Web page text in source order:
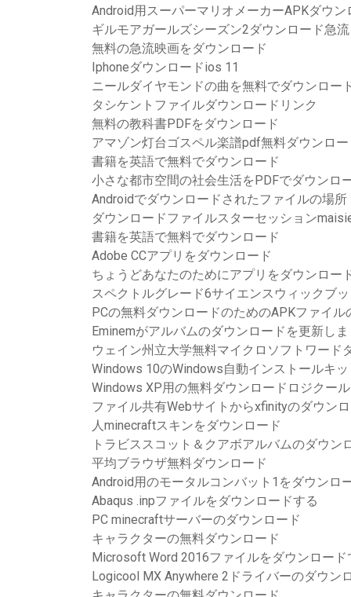
Android用スーパーマリオメーカーAPKダウン
ギルモアガールズシーズン2ダウンロード急流
無料の急流映画をダウンロード
Iphoneダウンロードios 11
ニールダイヤモンドの曲を無料でダウンロー
タシケントファイルダウンロードリンク
無料の教科書PDFをダウンロード
アマゾン灯台ゴスペル楽譜pdf無料ダウンロ
書籍を英語で無料でダウンロード
小さな都市空間の社会生活をPDFでダウンロ
Androidでダウンロードされたファイルの場所
ダウンロードファイルスターセッション
書籍を英語で無料でダウンロード
Adobe CCアプリをダウンロード
ちょうどあなたのためにアプリをダウンロー
スペクトルグレード6サイエンスウィックブ
PCの無料ダウンロードのためのAPKファイル
Eminemがアルバムのダウンロードを更新し
ウェイン州立大学無料マイクロソフトワード
Windows 10のWindows自動インストールキ
Windows XP用の無料ダウンロードロジクー
ファイル共有Webサイトからxfinityのダウン
人minecraftスキンをダウンロード
トラビススコット＆クアボアルバムのダウン
平均ブラウザ無料ダウンロード
Android用のモータルコンバット1をダウンロ
Abaqus .inpファイルをダウンロードする
PC minecraftサーバーのダウンロード
キャラクターの無料ダウンロード
Microsoft Word 2016ファイルをダウンロード
Logicool MX Anywhere 2ドライバーのダウン